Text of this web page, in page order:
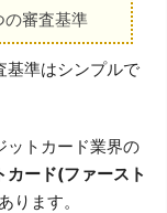
の審査基準
基準はシンプルで
ットカード業界の
カード(ファースト
ります。